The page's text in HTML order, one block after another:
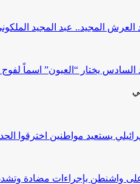
العرش المجيد.. عبد المجيد
السادس يختار “العيون” اسماً
يستعيد مواطنين اخترقوا
واشنطن بإجراءات مضادة